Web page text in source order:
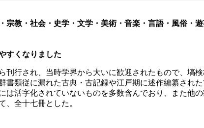
宗教・社会・史学・文学・美術・音楽・言語・風俗・
すくなりました
刊行され、当時学界から大いに歓迎されたもので、塙
書類従に漏れた古典・古記録や江戸期に述作編纂され
活字化されていないものを多数含んでおり、また他
、全十七冊とした。